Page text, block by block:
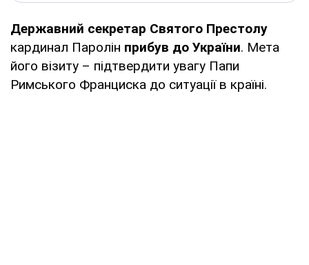
Державний секретар Святого Престолу
кардинал Паролін прибув до України. Мета
його візиту – підтвердити увагу Папи
Римського Франциска до ситуації в країні.